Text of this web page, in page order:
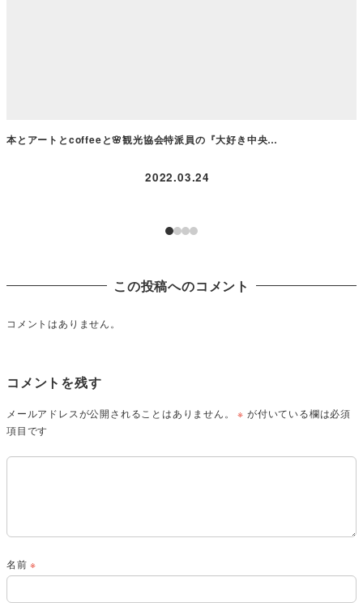
本とアートとcoffeeと🌸観光協会特派員の『大好き中央…
2022.03.24
この投稿へのコメント
コメントはありません。
コメントを残す
メールアドレスが公開されることはありません。 ※ が付いている欄は必須
項目です
名前※